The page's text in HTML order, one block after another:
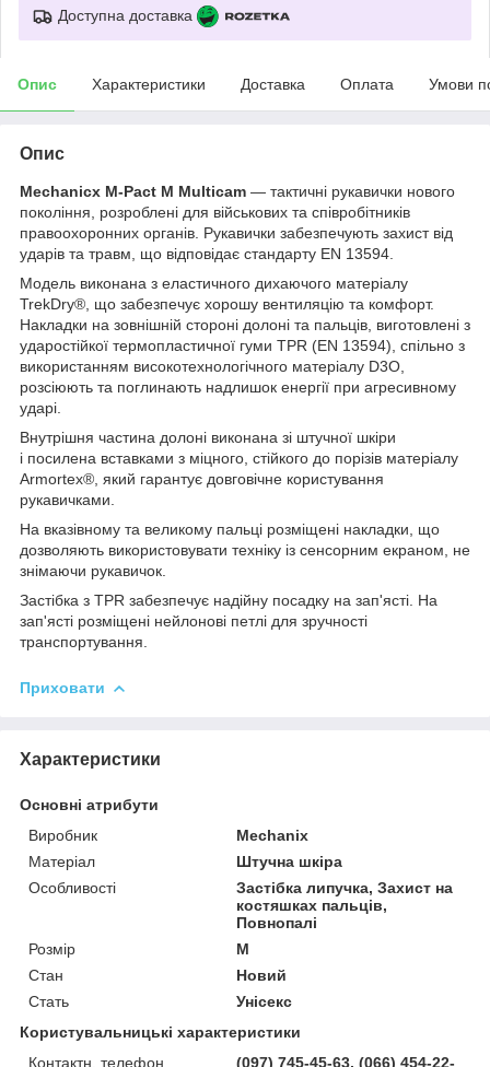
Доступна доставка
Опис Характеристики Доставка Оплата Умови
Опис
Mechanicx M-Pact M Multicam — тактичні рукавички нового
покоління, розроблені для військових та співробітників
правоохоронних органів. Рукавички забезпечують захист від
ударів та травм, що відповідає стандарту EN 13594.
Модель виконана з еластичного дихаючого матеріалу
TrekDry®, що забезпечує хорошу вентиляцію та комфорт.
Накладки на зовнішній стороні долоні та пальців, виготовлені з
ударостійкої термопластичної гуми TPR (EN 13594), спільно з
використанням високотехнологічного матеріалу D3O,
розсіюють та поглинають надлишок енергії при агресивному
ударі.
Внутрішня частина долоні виконана зі штучної шкіри
і посилена вставками з міцного, стійкого до порізів матеріалу
Armortex®, який гарантує довговічне користування
рукавичками.
На вказівному та великому пальці розміщені накладки, що
дозволяють використовувати техніку із сенсорним екраном, не
знімаючи рукавичок.
Застібка з TPR забезпечує надійну посадку на зап'ясті. На
зап'ясті розміщені нейлонові петлі для зручності
транспортування.
Приховати
Характеристики
Основні атрибути
Виробник
Mechanix
Матеріал
Штучна шкіра
Особливості
Застібка липучка, Захист на
костяшках пальців,
Повнопалі
Розмір
M
Стан
Новий
Стать
Унісекс
Користувальницькі характеристики
Контактн. телефон
(097) 745-45-63, (066) 454-22-